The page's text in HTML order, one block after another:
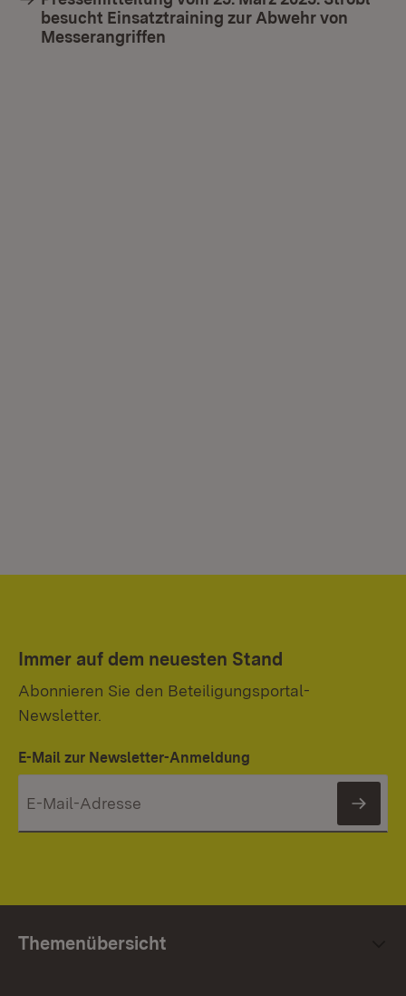
besucht Einsatztraining zur Abwehr von
Messerangriffen
Immer auf dem neuesten Stand
Abonnieren Sie den Beteiligungsportal-
Newsletter.
E-Mail zur Newsletter-Anmeldung
Themenübersicht